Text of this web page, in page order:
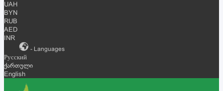
UAH
BYN
RUB
AED
INR
- Languages
Русский
ქართული
English